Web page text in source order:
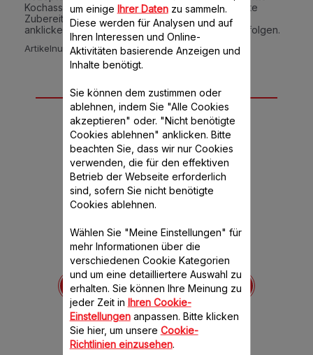
Kochassistent für eine schnelle und unkomplizierte
Zubereitung Ihrer Mahlzeiten. Einfach auswählen,
anklicken und den Anleitungen Schritt für Schritt folgen.
Artikelnummer :CE85BA10
16 Zubehör-Teil(e)
für dieses Produkt
Set mit 8 Gläsern,
Zubehör für
multifunktionales
Küchengerät Cookeo,
einfache Handhabung
XA6140E1
8 Portionen sofort mit
um einige Ihrer Datenzu sammeln.
Diese werden für Analysen und auf
Ihren Interessen und Online-
Aktivitäten basierende Anzeigen und
Inhalte benötigt.
Sie können dem zustimmen oder
ablehnen, indem Sie "Alle Cookies
akzeptieren" oder. "Nicht benötigte
Cookies ablehnen" anklicken. Bitte
beachten Sie, dass wir nur Cookies
verwenden, die für den effektiven
Betrieb der Webseite erforderlich
sind, sofern Sie nicht benötigte
Cookies ablehnen.
Wählen Sie "Meine Einstellungen" für
mehr Informationen über die
verschiedenen Cookie Kategorien
und um eine detailliertere Auswahl zu
erhalten. Sie können Ihre Meinung zu
jeder Zeit in Ihren Cookie-
Einstellungenanpassen. Bitte klicken
Sie hier, um unsere Cookie-
Richtlinien einzusehen.